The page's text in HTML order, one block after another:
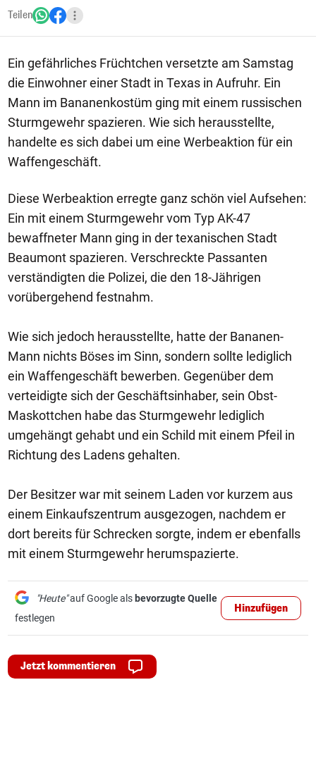
Teilen
Ein gefährliches Früchtchen versetzte am Samstag
die Einwohner einer Stadt in Texas in Aufruhr. Ein
Mann im Bananenkostüm ging mit einem russischen
Sturmgewehr spazieren. Wie sich herausstellte,
handelte es sich dabei um eine Werbeaktion für ein
Waffengeschäft.
Diese Werbeaktion erregte ganz schön viel Aufsehen:
Ein mit einem Sturmgewehr vom Typ AK-47
bewaffneter Mann ging in der texanischen Stadt
Beaumont spazieren. Verschreckte Passanten
verständigten die Polizei, die den 18-Jährigen
vorübergehend festnahm.
Wie sich jedoch herausstellte, hatte der Bananen-
Mann nichts Böses im Sinn, sondern sollte lediglich
ein Waffengeschäft bewerben. Gegenüber dem
verteidigte sich der Geschäftsinhaber, sein Obst-
Maskottchen habe das Sturmgewehr lediglich
umgehängt gehabt und ein Schild mit einem Pfeil in
Richtung des Ladens gehalten.
Der Besitzer war mit seinem Laden vor kurzem aus
einem Einkaufszentrum ausgezogen, nachdem er
dort bereits für Schrecken sorgte, indem er ebenfalls
mit einem Sturmgewehr herumspazierte.
"Heute"auf Google als bevorzugte Quelle
festlegen
Hinzufügen
Jetzt kommentieren